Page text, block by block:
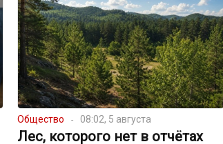
Общество 08:02, 5 августа
Лес, которого нет в отчётах